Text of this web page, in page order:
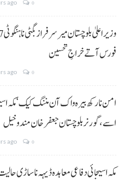
ago 0
فورس آتے خراجِ تحسین
ago 0
امن نا رکھ بیرہ واک آن مننگ کیک‘ مکہ
اسے،گورنر بلوچستان جعفر خان مندوخیل
ago 0
مکہ اسیجائی دفاعی معاہدہ ڈیہہ نا ساڑی